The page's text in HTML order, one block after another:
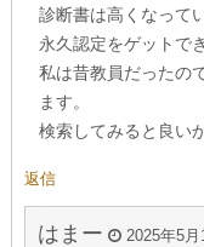
診断書は高くなって
永久認定をゲットで
私は昔教員だったの
ます。
検索してみると良い
返信
はまー 2025年5月